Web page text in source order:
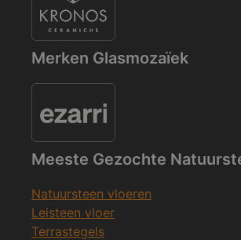
Merken Glasmozaïek
Meeste Gezochte
Natuursteen vloeren
Leisteen vloer
Terrastegels